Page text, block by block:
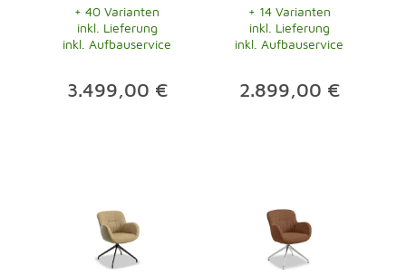
+ 40 Varianten
inkl. Lieferung
inkl. Aufbauservice
3.499,00 €
+ 14 Varianten
inkl. Lieferung
inkl. Aufbauservice
2.899,00 €